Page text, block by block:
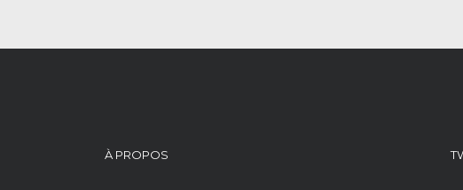
À PROPOS